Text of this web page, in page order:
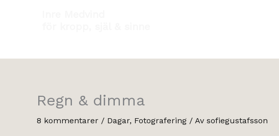
Regn & dimma
8 kommentarer / Dagar, Fotografering / Av sofiegustafsson